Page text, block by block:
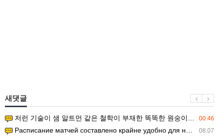
새댓글
00:46
저런 기술이 샘 알트먼 같은 철학이 부재한 똑똑한 원숭이에게 있다는게 문제.
08.07
Расписание матчей составлено крайне удобно для нашего часово…